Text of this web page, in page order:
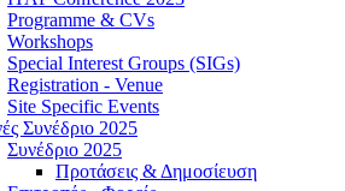
Programme & CVs
Workshops
Special Interest Groups (SIGs)
Registration - Venue
Site Specific Events
Συνέδριο 2025
Συνέδριο 2025
Προτάσεις & Δημοσίευση